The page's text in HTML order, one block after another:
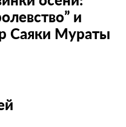
и
Саяки Мураты